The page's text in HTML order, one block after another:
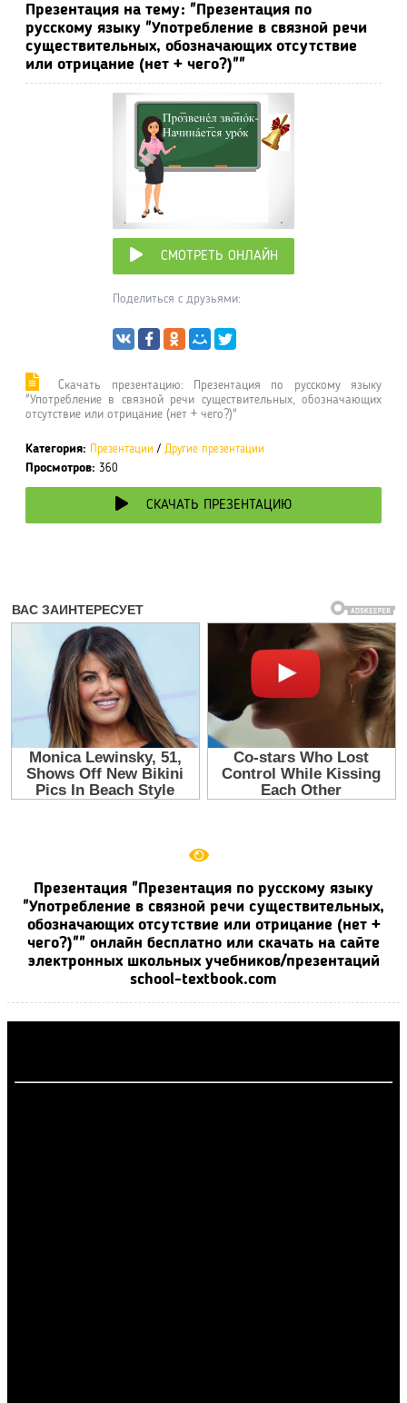
Презентация на тему: "Презентация по
русскому языку "Употребление в связной речи
существительных, обозначающих отсутствие
или отрицание (нет + чего?)""
СМОТРЕТЬ ОНЛАЙН
Поделиться с друзьями:
Cкачать презентацию: Презентация по русскому языку
"Употребление в связной речи существительных, обозначающих
отсутствие или отрицание (нет + чего?)"
Категория: Презентации / Другие презентации
Просмотров: 360
СКАЧАТЬ ПРЕЗЕНТАЦИЮ
Презентация "Презентация по русскому языку
"Употребление в связной речи существительных,
обозначающих отсутствие или отрицание (нет +
чего?)"" онлайн бесплатно или скачать на сайте
электронных школьных учебников/презентаций
school-textbook.com